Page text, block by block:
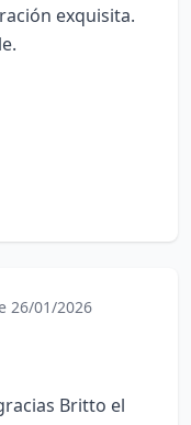
exquisita.
26/01/2026
Britto el